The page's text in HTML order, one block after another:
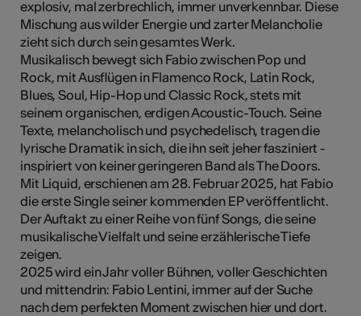
explosiv, mal zerbrechlich, immer unverkennbar. Diese
Mischung aus wilder Energie und zarter Melancholie
zieht sich durch sein gesamtes Werk.
Musikalisch bewegt sich Fabio zwischen Pop und
Rock, mit Ausflügen in Flamenco Rock, Latin Rock,
Blues, Soul, Hip-Hop und Classic Rock, stets mit
seinem organischen, erdigen Acoustic-Touch. Seine
Texte, melancholisch und psychedelisch, tragen die
lyrische Dramatik in sich, die ihn seit jeher fasziniert -
inspiriert von keiner geringeren Band als The Doors.
Mit Liquid, erschienen am 28. Februar 2025, hat Fabio
die erste Single seiner kommenden EP veröffentlicht.
Der Auftakt zu einer Reihe von fünf Songs, die seine
musikalische Vielfalt und seine erzählerische Tiefe
zeigen.
2025 wird ein Jahr voller Bühnen, voller Geschichten
und mittendrin: Fabio Lentini, immer auf der Suche
nach dem perfekten Moment zwischen hier und dort.